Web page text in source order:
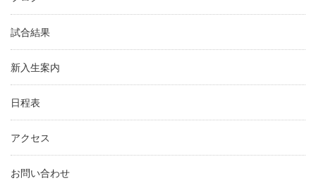
試合結果
新入生案内
日程表
アクセス
お問い合わせ